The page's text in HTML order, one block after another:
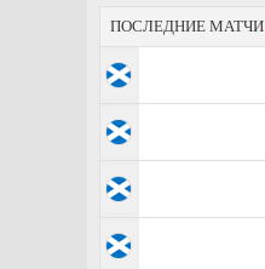
ПОСЛЕДНИЕ МАТЧИ